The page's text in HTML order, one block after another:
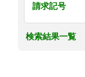
請求記号
検索結果一覧